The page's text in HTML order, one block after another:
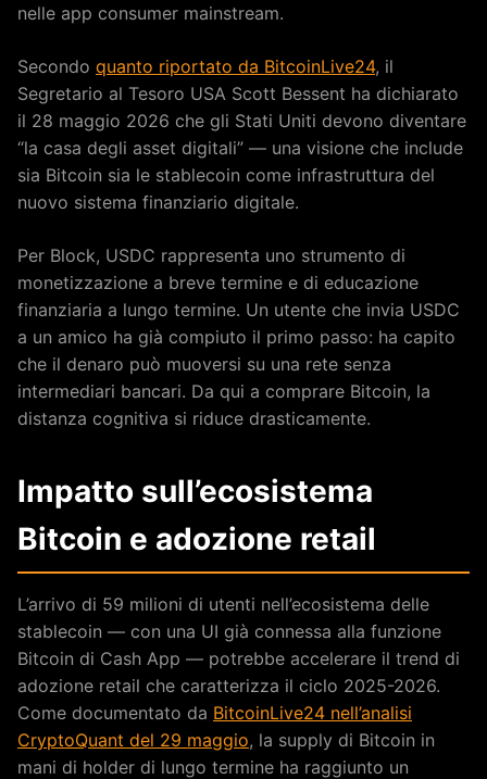
nelle app consumer mainstream.
Secondo quanto riportato da BitcoinLive24, il
Segretario al Tesoro USA Scott Bessent ha dichiarato
il 28 maggio 2026 che gli Stati Uniti devono diventare
“la casa degli asset digitali” — una visione che include
sia Bitcoin sia le stablecoin come infrastruttura del
nuovo sistema finanziario digitale.
Per Block, USDC rappresenta uno strumento di
monetizzazione a breve termine e di educazione
finanziaria a lungo termine. Un utente che invia USDC
a un amico ha già compiuto il primo passo: ha capito
che il denaro può muoversi su una rete senza
intermediari bancari. Da qui a comprare Bitcoin, la
distanza cognitiva si riduce drasticamente.
Impatto sull’ecosistema
Bitcoin e adozione retail
L’arrivo di 59 milioni di utenti nell’ecosistema delle
stablecoin — con una UI già connessa alla funzione
Bitcoin di Cash App — potrebbe accelerare il trend di
adozione retail che caratterizza il ciclo 2025-2026.
Come documentato da BitcoinLive24 nell’analisi
CryptoQuant del 29 maggio, la supply di Bitcoin in
mani di holder di lungo termine ha raggiunto un